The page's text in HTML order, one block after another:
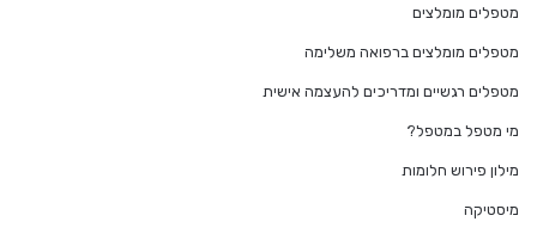
מטפלים מומלצים
מטפלים מומלצים ברפואה משלימה
מטפלים רגשיים ומדריכים להעצמה אישית
מי מטפל במטפל?
מילון פירוש חלומות
מיסטיקה